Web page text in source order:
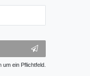
ein Pflichtfeld.